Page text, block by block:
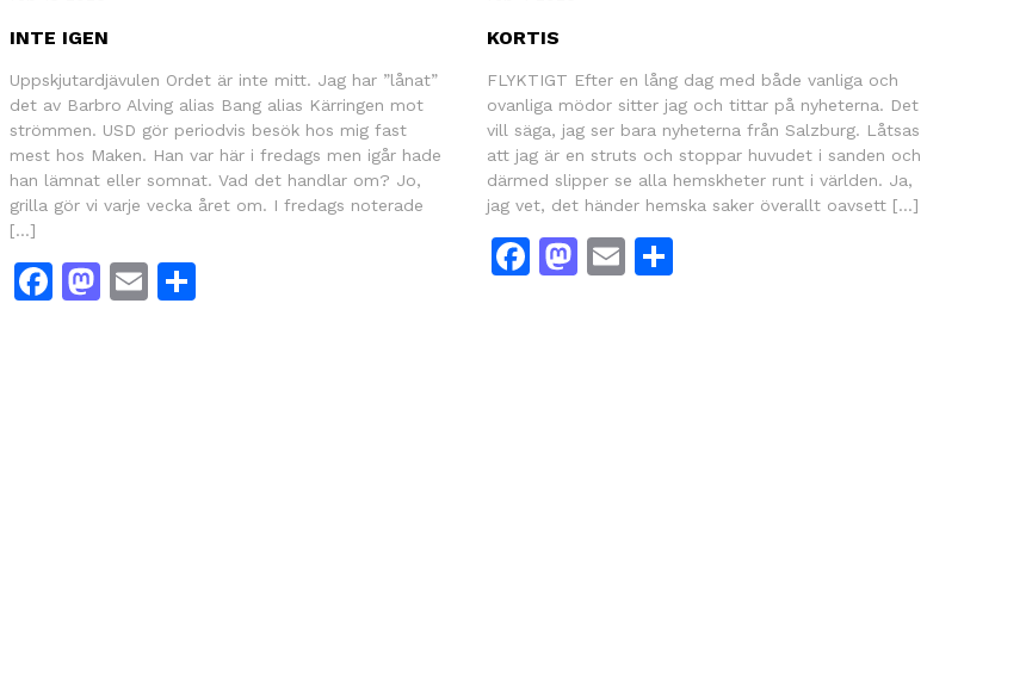
INTE IGEN
Uppskjutardjävulen Ordet är inte mitt. Jag har ”lånat”
det av Barbro Alving alias Bang alias Kärringen mot
strömmen. USD gör periodvis besök hos mig fast
mest hos Maken. Han var här i fredags men igår hade
han lämnat eller somnat. Vad det handlar om? Jo,
grilla gör vi varje vecka året om. I fredags noterade
[…]
Facebook
Mastodon
EmailDela
KORTIS
FLYKTIGT Efter en lång dag med både vanliga och
ovanliga mödor sitter jag och tittar på nyheterna. Det
vill säga, jag ser bara nyheterna från Salzburg. Låtsas
att jag är en struts och stoppar huvudet i sanden och
därmed slipper se alla hemskheter runt i världen. Ja,
jag vet, det händer hemska saker överallt oavsett […]
Facebook
Mastodon
EmailDela